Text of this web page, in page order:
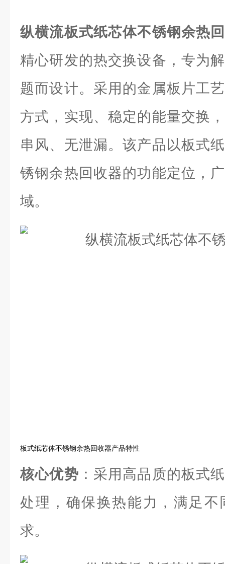
纵横流板式纸芯体不锈钢余热
精心研发的热交换设备，专为
题而设计。采用的金属板片工
方式，实现、稳定的能量交换
串风、无泄漏。该产品以板式
锈钢余热回收器的功能定位，
域。
板式纸芯体不锈钢余热回收器产品特性
核心优势 ：采用高品质的板式
处理，确保换热能力，满足不
求。